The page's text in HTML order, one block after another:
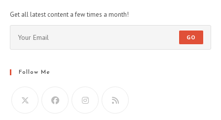
Get all latest content a few times a month!
GO
Follow Me